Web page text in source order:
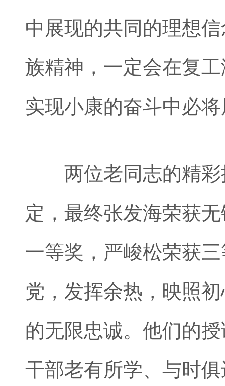
中展现的共同的理想
族精神，一定会在复
实现小康的奋斗中必
两位老同志的精彩
定，最终张发海荣获
一等奖，严峻松荣获
党，发挥余热，映照
的无限忠诚。他们的
干部老有所学、与时